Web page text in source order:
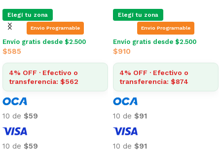
Elegí tu zona
Envio Programable
Envío gratis desde $2.500
$585
4% OFF · Efectivo o
transferencia: $562
10 de $59
10 de $59
Elegí tu zona
Envio Programable
Envío gratis desde $2.500
$910
4% OFF · Efectivo o
transferencia: $874
10 de $91
10 de $91